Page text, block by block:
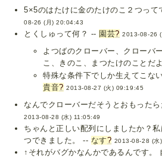
5×5のはたけに金のたけのこ２つって
08-26 (月) 20:04:43
とくしゅって何？ -- 園芸? 2013-08-26
よつばのクローバー、クローバ
こ、きのこ、まつたけのことだ
特殊な条件下でしか生えてこな
貴音? 2013-08-27 (火) 09:19:45
なんでクローバーだそうとおもった
2013-08-28 (水) 11:05:49
ちゃんと正しい配列にしましたか？
つできました。 -- なす? 2013-08-28 (水
↑それがバグかなんかであるんです。